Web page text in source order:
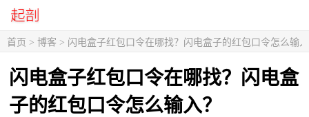
首页 > 博客 > 闪电盒子红包口令在哪找？闪电盒子的红包口令怎么输
闪电盒子红包口令在哪找？闪电盒
子的红包口令怎么输入？